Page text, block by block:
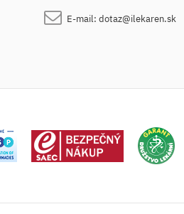
E-mail: dotaz@ilekaren.sk